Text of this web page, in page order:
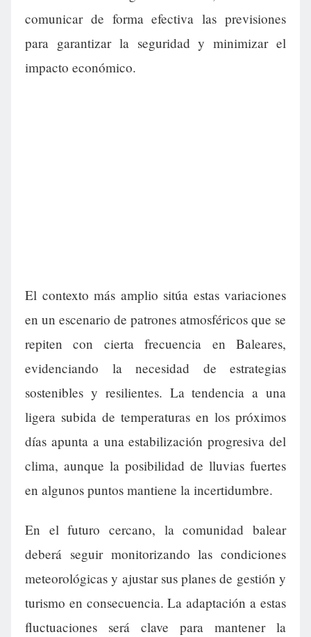
comunicar de forma efectiva las previsiones
para garantizar la seguridad y minimizar el
impacto económico.
El contexto más amplio sitúa estas variaciones
en un escenario de patrones atmosféricos que se
repiten con cierta frecuencia en Baleares,
evidenciando la necesidad de estrategias
sostenibles y resilientes. La tendencia a una
ligera subida de temperaturas en los próximos
días apunta a una estabilización progresiva del
clima, aunque la posibilidad de lluvias fuertes
en algunos puntos mantiene la incertidumbre.
En el futuro cercano, la comunidad balear
deberá seguir monitorizando las condiciones
meteorológicas y ajustar sus planes de gestión y
turismo en consecuencia. La adaptación a estas
fluctuaciones será clave para mantener la